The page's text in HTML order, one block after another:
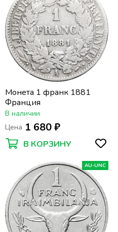
Монета 1 франк 1881
Франция
В наличии
Цена 1 680 ₽
В КОРЗИНУ
AU-UNC